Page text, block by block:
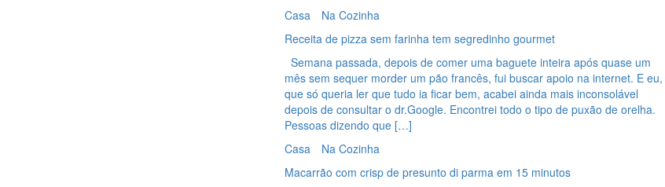
Casa
Na Cozinha
Receita de pizza sem farinha tem segredinho gourmet
Semana passada, depois de comer uma baguete inteira após quase um
mês sem sequer morder um pão francês, fui buscar apoio na internet. E eu,
que só queria ler que tudo ia ficar bem, acabei ainda mais inconsolável
depois de consultar o dr.Google. Encontrei todo o tipo de puxão de orelha.
Pessoas dizendo que […]
Casa
Na Cozinha
Macarrão com crisp de presunto di parma em 15 minutos